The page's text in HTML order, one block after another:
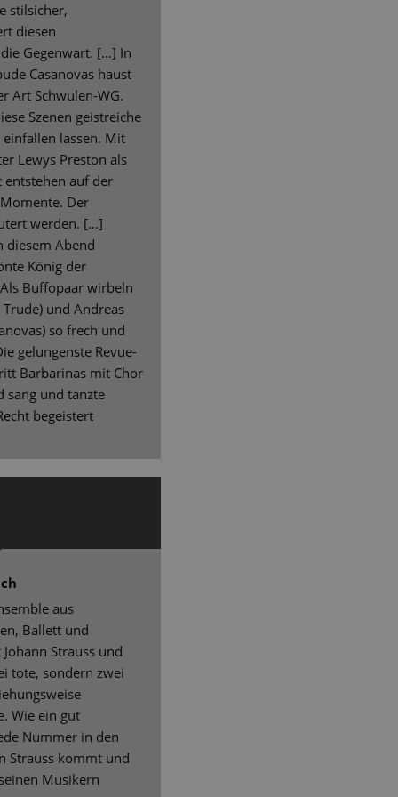
stilsicher,
diesen
Gegenwart. […] In
Casanovas haust
Art Schwulen-WG.
Szenen geistreiche
lassen. Mit
Lewys Preston als
entstehen auf der
Der
werden. […]
diesem Abend
König der
Buffopaar wirbeln
und Andreas
so frech und
gelungenste Revue-
Barbarinas mit Chor
sang und tanzte
begeistert
aus
Ballett und
Strauss und
tote, sondern zwei
Wie ein gut
Nummer in den
Strauss kommt und
Musikern